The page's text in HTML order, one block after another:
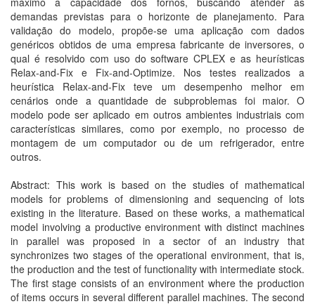
demandas previstas para o horizonte de planejamento. Para
validação do modelo, propõe-se uma aplicação com dados
genéricos obtidos de uma empresa fabricante de inversores, o
qual é resolvido com uso do software CPLEX e as heurísticas
Relax-and-Fix e Fix-and-Optimize. Nos testes realizados a
heurística Relax-and-Fix teve um desempenho melhor em
cenários onde a quantidade de subproblemas foi maior. O
modelo pode ser aplicado em outros ambientes industriais com
características similares, como por exemplo, no processo de
montagem de um computador ou de um refrigerador, entre
outros.
Abstract: This work is based on the studies of mathematical
models for problems of dimensioning and sequencing of lots
existing in the literature. Based on these works, a mathematical
model involving a productive environment with distinct machines
in parallel was proposed in a sector of an industry that
synchronizes two stages of the operational environment, that is,
the production and the test of functionality with intermediate stock.
The first stage consists of an environment where the production
of items occurs in several different parallel machines. The second